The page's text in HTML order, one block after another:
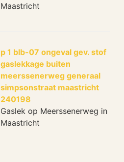
Maastricht
p 1 blb-07 ongeval gev. stof
gaslekkage buiten
meerssenerweg generaal
simpsonstraat maastricht
240198
Gaslek op Meerssenerweg in
Maastricht